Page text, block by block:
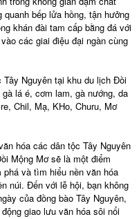
bếp lửa hồng, tận hưởng
khán đài tam cấp bằng đá với
các giai điệu đại ngàn cùng
Nguyên tại khu du lịch Đồi
lá é, cơm lam, gà nướng, da
Chil, Mạ, KHo, Churu, Mơ
hóa các dân tộc Tây Nguyên
Mộng Mơ sẽ là một điểm
và tìm hiểu nền văn hóa
núi. Đến với lễ hội, bạn không
của đồng bào Tây Nguyên,
giao lưu văn hóa sôi nổi